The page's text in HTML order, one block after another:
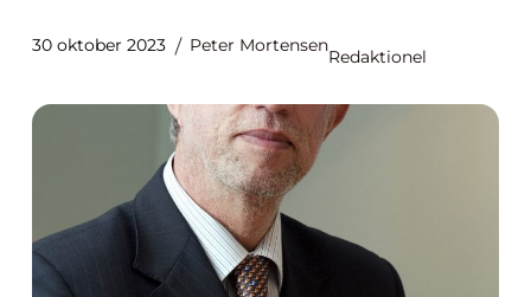
30 oktober 2023 Peter Mortensen
Redaktionel